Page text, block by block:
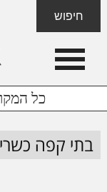
כל
content
footer
חיפוש
בתי קפה